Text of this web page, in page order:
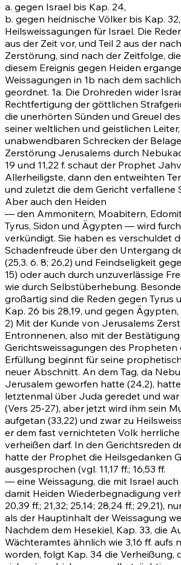
a. gegen Israel bis Kap. 24,
b. gegen heidnische Völker bis Kap. 32
Heilsweissagungen für Israel. Die
aus der Zeit vor, und Teil 2 aus der
Zerstörung, sind nach der Zeitfolge,
diesem Ereignis gegen Heiden
Weissagungen in 1b nach dem
geordnet. 1a. Die Drohreden wider
Rechtfertigung der göttlichen
die unerhörten Sünden und Greuel
seiner weltlichen und geistlichen
unabwendbaren Schrecken der
Zerstörung Jerusalems durch
19 und 11,22 f. schaut der Prophet
Allerheiligste, dann den entweihten
und zuletzt die dem Gericht verfallene
Aber auch den Heiden
— den Ammonitern, Moabitern,
Tyrus, Sidon und Ägypten — wird
verkündigt. Sie haben es verschuldet
Schadenfreude über den Untergang
(25,3. 6. 8; 26,2) und Feindseligkeit
15) oder auch durch unzuverlässige
wie durch Selbstüberhebung.
großartig sind die Reden gegen Tyrus
Kap. 26 bis 28,19, und gegen Ägypten,
2) Mit der Kunde von Jerusalems
Entronnenen, also mit der
Gerichtsweissagungen des Propheten
Erfüllung beginnt für seine
neuer Abschnitt. An dem Tag, da
Jerusalem geworfen hatte (24,2),
letztenmal über Juda geredet und
(Vers 25-27), aber jetzt wird ihm sein
aufgetan (33,22) und zwar zu
er dem fast vernichteten Volk
verheißen darf. In den Gerichtsreden
hatte der Prophet die Heilsgedanken
ausgesprochen (vgl. 11,17 ff.; 16,53 ff.
— eine Weissagung, die mit Israel
damit Heiden Wiederbegnadigung
20,39 ff.; 21,32; 25,14; 28,24 ff.; 29,21),
als der Hauptinhalt der Weissagung
Nachdem dem Hesekiel, Kap. 33, die
Wächteramtes ähnlich wie 3,16 ff. aufs
worden, folgt Kap. 34 die Verheißung,